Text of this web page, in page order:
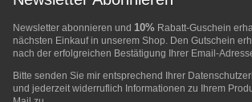
Newsletter abonnieren und 10% Rabatt-Guschein
nächsten Einkauf in unserem Shop. Den Gutschein
nach der erfolgreichen Bestätigung Ihrer Email-
Bitte senden Sie mir entsprechend Ihrer
und jederzeit widerruflich Informationen zu Ihrem